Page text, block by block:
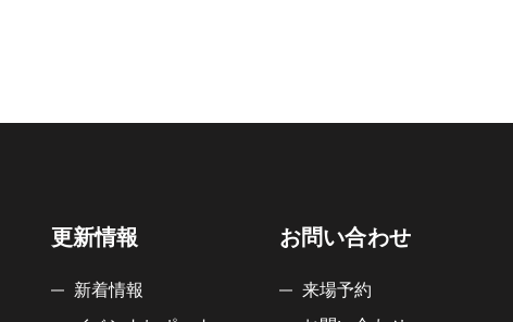
更新情報
新着情報
お問い合わせ
来場予約